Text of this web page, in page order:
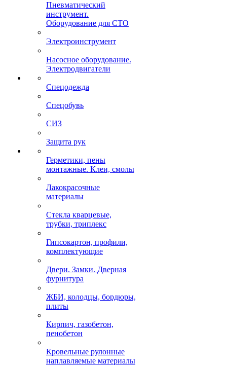
Пневматический
инструмент.
Оборудование для СТО
Электроинструмент
Насосное оборудование.
Электродвигатели
Спецодежда
Спецобувь
СИЗ
Защита рук
Герметики, пены
монтажные. Клеи, смолы
Лакокрасочные
материалы
Стекла кварцевые,
трубки, триплекс
Гипсокартон, профили,
комплектующие
Двери. Замки. Дверная
фурнитура
ЖБИ, колодцы, бордюры,
плиты
Кирпич, газобетон,
пенобетон
Кровельные рулонные
наплавляемые материалы